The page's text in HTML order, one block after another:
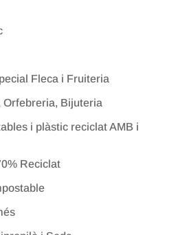
Fleca i Fruiteria
Orfebreria, Bijuteria
i plàstic reciclat AMB i
Reciclat